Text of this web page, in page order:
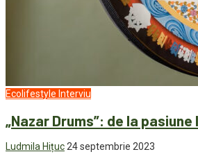
Ecolifestyle Interviu
„Nazar Drums”: de la
Ludmila Hițuc24 septembrie 2023